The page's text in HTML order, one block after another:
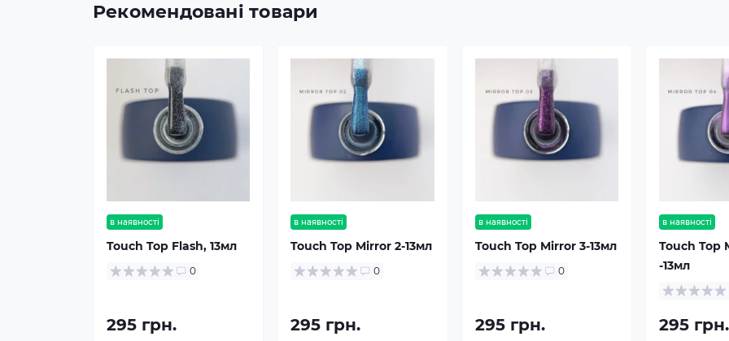
Рекомендовані товари
в наявності
Touch Top Flash, 13мл
0
295 грн.
в наявності
Touch Top Mirror 2-13мл
0
295 грн.
в наявності
Touch Top Mirror 3-13мл
0
295 грн.
в наявності
Touch Top
-13мл
295 грн.